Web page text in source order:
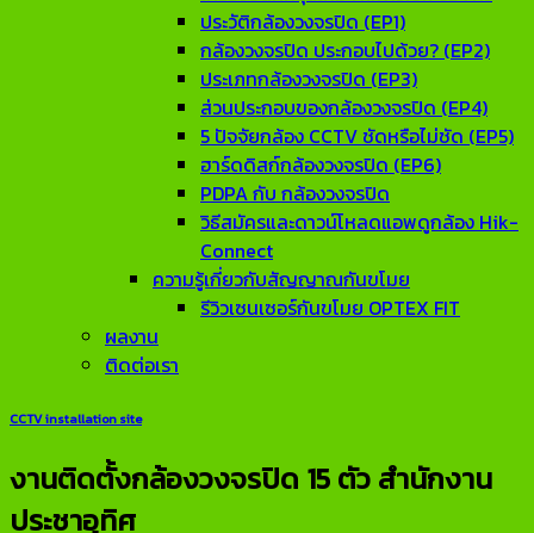
ประวัติกล้องวงจรปิด (EP1)
กล้องวงจรปิด ประกอบไปด้วย? (EP2)
ประเภทกล้องวงจรปิด (EP3)
ส่วนประกอบของกล้องวงจรปิด (EP4)
5 ปัจจัยกล้อง CCTV ชัดหรือไม่ชัด (EP5)
ฮาร์ดดิสก์กล้องวงจรปิด (EP6)
PDPA กับ กล้องวงจรปิด
วิธีสมัครและดาวน์โหลดแอพดูกล้อง Hik-
Connect
ความรู้เกี่ยวกับสัญญาณกันขโมย
รีวิวเซนเซอร์กันขโมย OPTEX FIT
ผลงาน
ติดต่อเรา
CCTV installation site
งานติดตั้งกล้องวงจรปิด 15 ตัว สำนักงาน
ประชาอุทิศ